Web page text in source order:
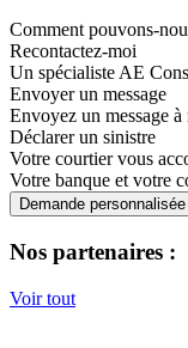
Comment pouvons-
Recontactez-moi
Un spécialiste AE
Envoyer un message
Envoyez un message
Déclarer un sinistre
Votre courtier vous
Votre banque et votre
Demande personnalisée
Nos partenaires :
Voir tout